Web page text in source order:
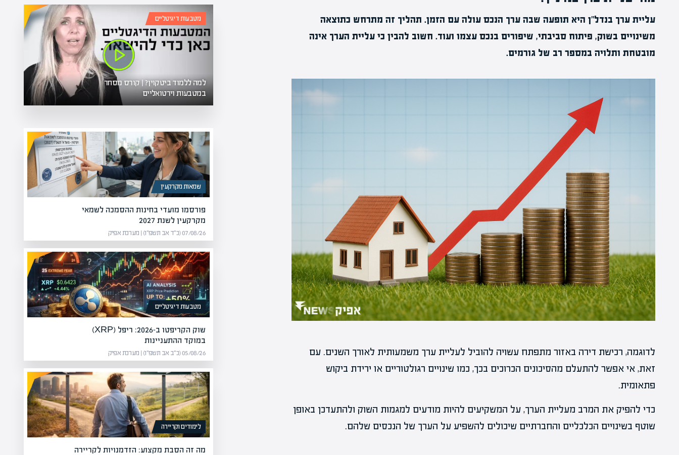
עליית ערך בנדל"ן היא תופעה שבה ערך הנכס עולה עם הזמן. תהליך זה מתרחש כתוצאה
משינויים בשוק, פיתוח סביבתי, שיפורים בנכס עצמו ועוד. חשוב להבין כי עליית הערך אינה
מובטחת ותלויה במספר רב של גורמים.
לדוגמה, רכישת דירה באזור מתפתח עשויה להוביל לעליית ערך משמעותית לאורך השנים. עם
זאת, אי אפשר להתעלם מהסיכונים הכרוכים בכך, כמו שינויים רגולטוריים או ירידת ביקוש
פתאומית.
כדי להפיק את המרב מעליית הערך, על המשקיעים להיות מודעים למגמות השוק ולהתעדכן באופן
שוטף בשינויים הכלכליים והחברתיים שיכולים להשפיע על הערך של הנכסים שלהם.
מטבעות דיגיטליים
למה ללמוד ביטקוין? | קורס מסחר
במטבעות וירטואליים
שמאות מקרקעין
פורסמו מועדי בחינות ההסמכה לשמאי
מקרקעין לשנת 2027
07/08/26 (כ״ד אב תשפ״ו) | מערכת אפיק
מטבעות דיגיטליים
שוק הקריפטו ב-2026: ריפל (XRP)
במוקד ההתעניינות
05/08/26 (כ״ב אב תשפ״ו) | מערכת אפיק
לימודים וקריירה
מה זה הסבת מקצוע: הזדמנויות לקריירה